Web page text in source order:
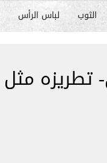
الثوب لباس الرأس
تطريزه مثل